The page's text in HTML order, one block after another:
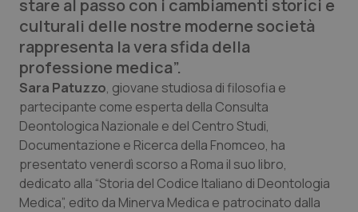
Professionisti Sanitari.AI
Abruzzo
Basilicata
Calabria
Campania
QS Pro Gold
Artrite & artrosi
Asma & BPCO
Car-T
QS Club Newsletter
stare al passo con i cambiamenti storici e
culturali delle nostre moderne società
rappresenta la vera sfida della
professione medica”.
Sara Patuzzo, giovane studiosa di filosofia e
partecipante come esperta della Consulta
Deontologica Nazionale e del Centro Studi,
Documentazione e Ricerca della Fnomceo, ha
presentato venerdì scorso a Roma il suo libro,
dedicato alla “Storia del Codice Italiano di Deontologia
Medica”, edito da Minerva Medica e patrocinato dalla